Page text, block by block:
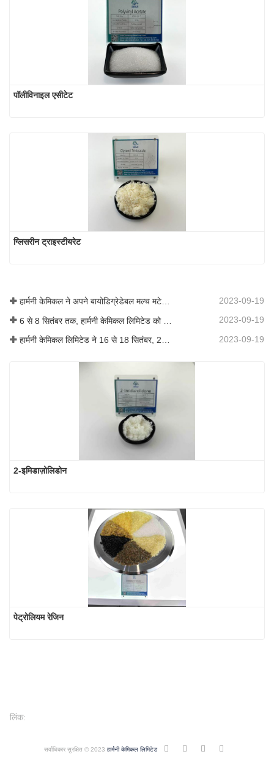
पॉलीविनाइल एसीटेट
ग्लिसरीन ट्राइस्टीयरेट
हार्मनी केमिकल ने अपने बायोडिग्रेडेबल मल्च मटेरियल का व्यावसायीकरण किया, जिससे कृषि में हरित विकास को बढ़ावा मिला 2023-09-19
2023-09-19
2023-09-19
2-इमिडाज़ोलिडोन
पेट्रोलियम रेजिन
लिंक:
सर्वाधिकार सुरक्षित © 2023 हार्मनी केमिकल लिमिटेड